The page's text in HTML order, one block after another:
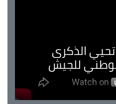
تحيي الذكرى
للجيش